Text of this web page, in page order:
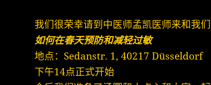
我们很荣幸请到中医师孟凯医师来和我们
如何在春天预防和减轻过敏
地点：Sedanstr. 1, 40217 Düsseldorf
下午14点正式开始